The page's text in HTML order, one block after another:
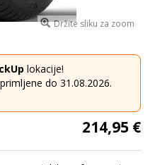
Držite sliku za zoom
lokacije!
do 31.08.2026.
214,95 €